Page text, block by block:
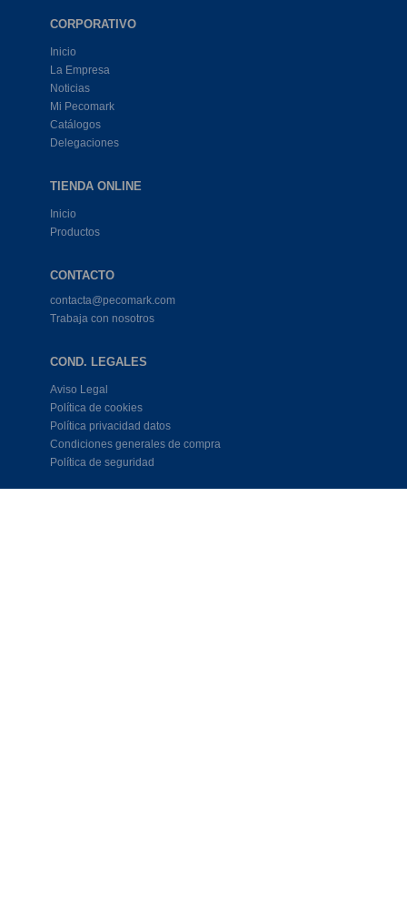
CORPORATIVO
Inicio
La Empresa
Noticias
Mi Pecomark
Catálogos
Delegaciones
TIENDA ONLINE
Inicio
Productos
CONTACTO
contacta@pecomark.com
Trabaja con nosotros
COND. LEGALES
Aviso Legal
Política de cookies
Política privacidad datos
Condiciones generales de compra
Política de seguridad